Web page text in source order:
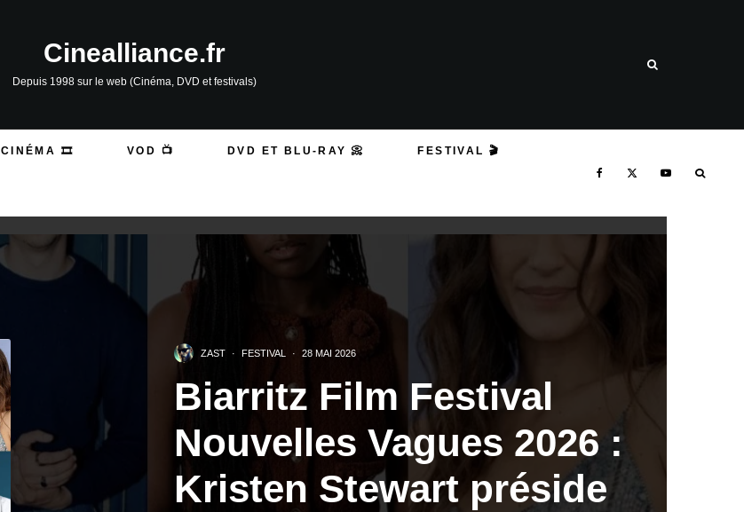
Cinealliance.fr
Depuis 1998 sur le web (Cinéma, DVD et festivals)
CINÉMA 🎞️ VOD 📺 DVD ET BLU-RAY 📀 FESTIVAL 🎬
ZAST · FESTIVAL · 28 MAI 2026
Biarritz Film Festival
Nouvelles Vagues 2026 :
Kristen Stewart préside